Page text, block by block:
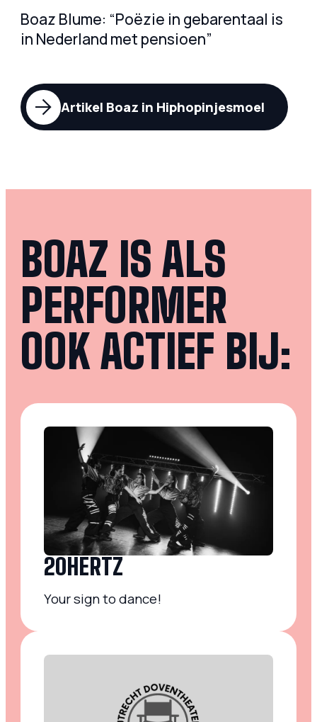
Boaz Blume: “Poëzie in gebarentaal is
in Nederland met pensioen”
Artikel Boaz in Hiphopinjesmoel
BOAZ IS ALS
PERFORMER
OOK ACTIEF BIJ:
20HERTZ
Your sign to dance!